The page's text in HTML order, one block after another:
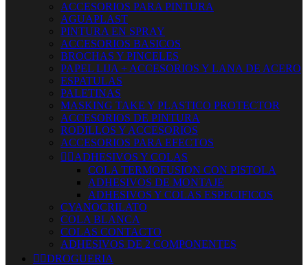
ACCESORIOS PARA PINTURA
AGUAPLAST
PINTURA EN SPRAY
ACCESORIOS BASICOS
BROCHAS Y PINCELES
PAPEL LIJA + ACCESORIOS Y LANA DE ACERO
ESPATULAS
PALETINAS
MASKING TAKE Y PLASTICO PROTECTOR
ACCESORIOS DE PINTURA
RODILLOS Y ACCESORIOS
ACCESORIOS PARA EFECTOS
 ADHESIVOS Y COLAS
COLA TERMOFUSION CON PISTOLA
ADHESIVOS DE MONTAJE
ADHESIVOS Y COLAS ESPECIFICOS
CYANOCRILATO
COLA BLANCA
COLAS CONTACTO
ADHESIVOS DE 2 COMPONENTES
 DROGUERIA